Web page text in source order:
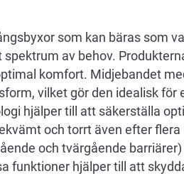
som kan bäras som
av behov.
komfort. Midjebandet
vilket gör den idealisk för
hjälper till att säkerställa
och torrt även efter flera
och tvärgående
funktioner hjälper till att